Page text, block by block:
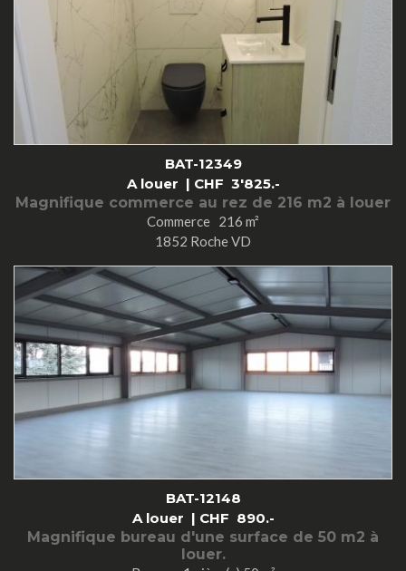
BAT-12349
A louer | CHF 3'825.-
Magnifique commerce au rez de 216 m2 à louer
Commerce 216 m²
1852 Roche VD
BAT-12148
A louer | CHF 890.-
Magnifique bureau d'une surface de 50 m2 à
louer.